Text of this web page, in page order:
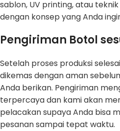
sablon, UV printing, atau
dengan konsep yang Anda
Pengiriman Botol
Setelah proses produksi
dikemas dengan aman
Anda berikan. Pengiriman
terpercaya dan kami akan
pelacakan supaya Anda bisa
pesanan sampai tepat waktu.